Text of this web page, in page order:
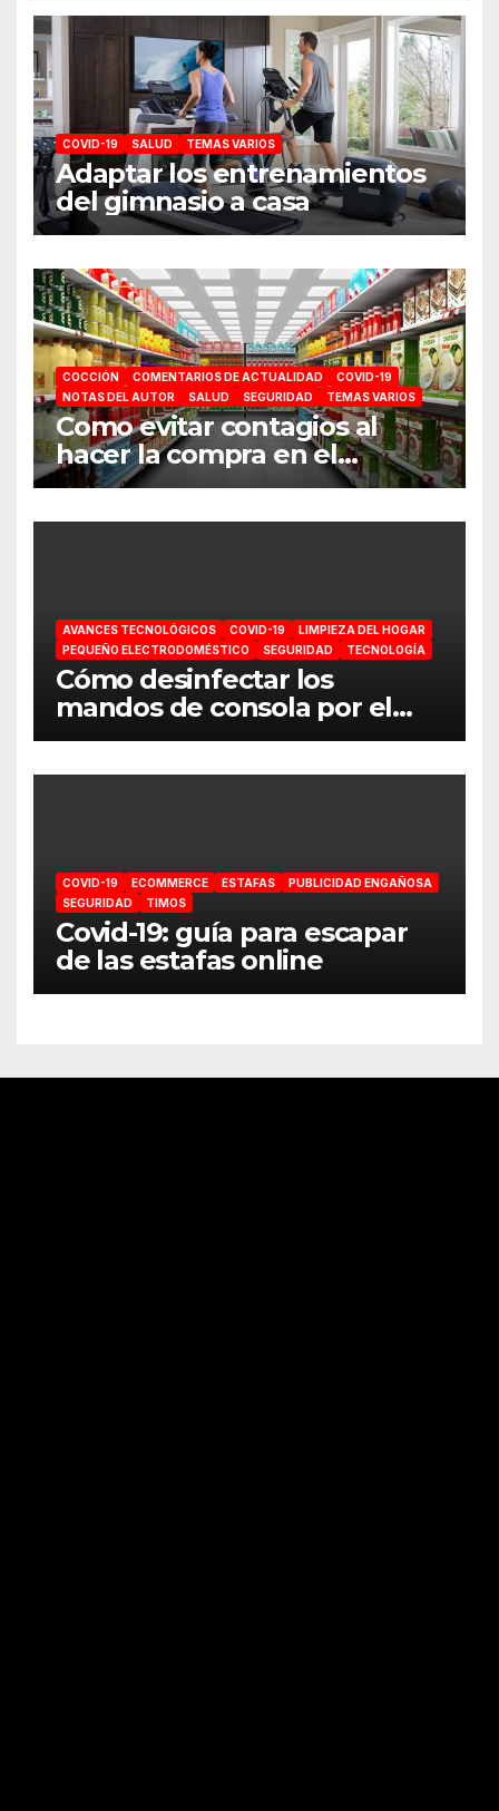
COVID-19 SALUD TEMAS VARIOS
Adaptar los entrenamientos
del gimnasio a casa
COCCIÓN COMENTARIOS DE ACTUALIDAD
COVID-19
NOTAS DEL AUTOR
SALUD SEGURIDAD TEMAS VARIOS
Como evitar contagios al
hacer la compra en el
supermercado
AVANCES TECNOLÓGICOS COVID-19
LIMPIEZA DEL HOGAR
PEQUEÑO ELECTRODOMÉSTICO
SEGURIDAD TECNOLOGÍA
Cómo desinfectar los
mandos de consola por el
coronavirus
COVID-19 ECOMMERCE ESTAFAS
PUBLICIDAD ENGAÑOSA
SEGURIDAD
TIMOS
Covid-19: guía para escapar
de las estafas online